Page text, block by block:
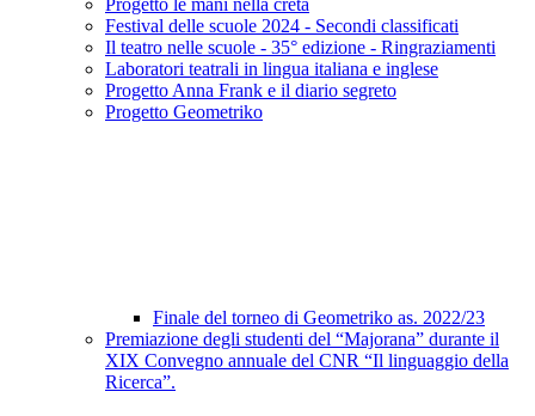
Progetto le mani nella creta
Festival delle scuole 2024 - Secondi classificati
Il teatro nelle scuole - 35° edizione - Ringraziamenti
Laboratori teatrali in lingua italiana e inglese
Progetto Anna Frank e il diario segreto
Progetto Geometriko
Finale del torneo di Geometriko as. 2022/23
Premiazione degli studenti del “Majorana” durante il
XIX Convegno annuale del CNR “Il linguaggio della
Ricerca”.